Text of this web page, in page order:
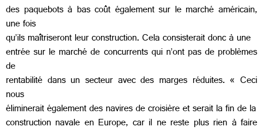
des paquebots à bas coût également sur le marché américain,
une fois
qu’ils maîtriseront leur construction. Cela consisterait donc à une
entrée sur le marché de concurrents qui n’ont pas de problèmes
de
rentabilité dans un secteur avec des marges réduites. « Ceci
nous
éliminerait également des navires de croisière et serait la fin de la
construction navale en Europe, car il ne reste plus rien à faire